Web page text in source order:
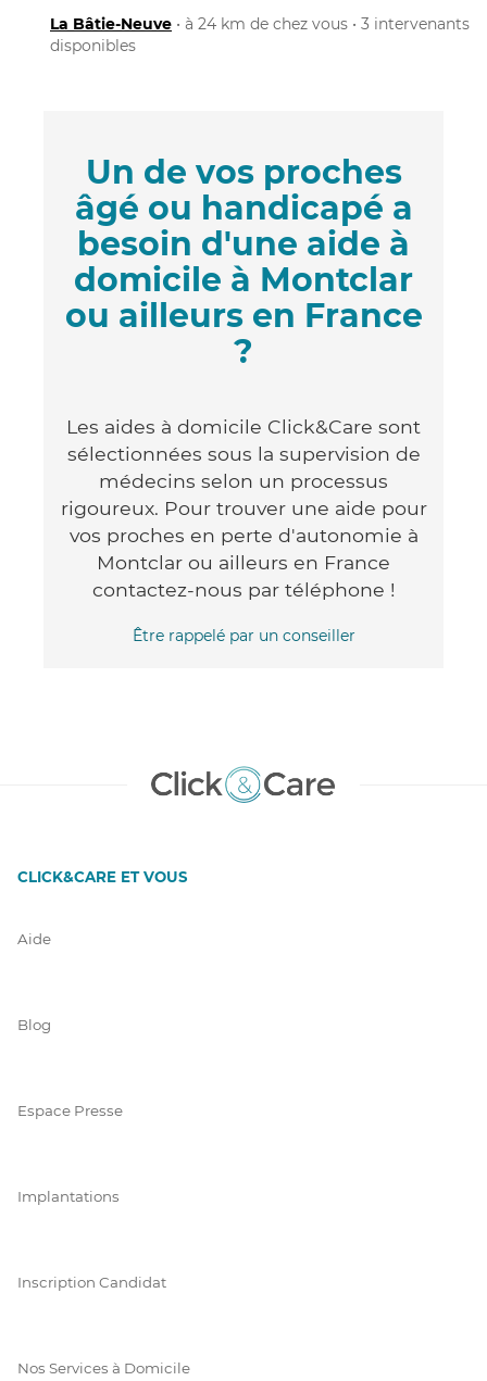
La Bâtie-Neuve • à 24 km de chez vous • 3 intervenants
disponibles
Un de vos proches
âgé ou handicapé a
besoin d'une aide à
domicile à Montclar
ou ailleurs en France
?
Les aides à domicile Click&Care sont
sélectionnées sous la supervision de
médecins selon un processus
rigoureux. Pour trouver une aide pour
vos proches en perte d'autonomie à
Montclar ou ailleurs en France
contactez-nous par téléphone !
Être rappelé par un conseiller
CLICK&CARE ET VOUS
Aide
Blog
Espace Presse
Implantations
Inscription Candidat
Nos Services à Domicile